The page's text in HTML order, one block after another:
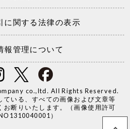
に関する法律の表示
報管理について
co.,ltd. All Rights Reserved.
ている、すべての画像および文章等
お断りいたします。（画像使用許可
）